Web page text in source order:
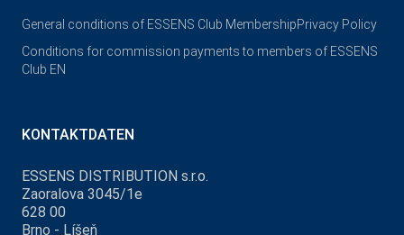
General conditions of ESSENS Club MembershipPrivacy Policy
Conditions for commission payments to members of ESSENS
Club EN
KONTAKTDATEN
ESSENS DISTRIBUTION s.r.o.
Zaoralova 3045/1e
628 00
Brno - Líšeň